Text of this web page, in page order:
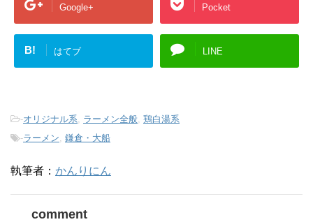
Google+ Pocket
B! はてブ LINE
-オリジナル系, ラーメン全般, 鶏白湯系
-ラーメン, 鎌倉・大船
執筆者： かんりにん
comment